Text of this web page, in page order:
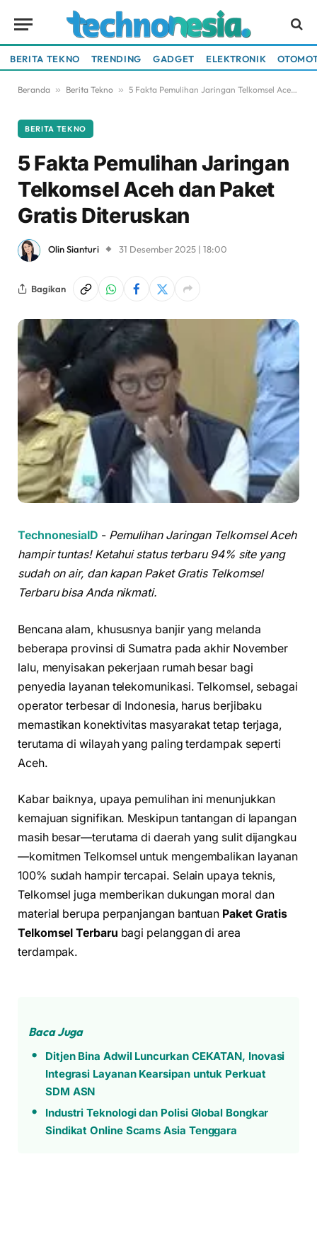
BERITA TEKNO TRENDING GADGET ELEKTRONIK
Beranda » Berita Tekno » 5 Fakta Pemulihan Jaringan Telkomsel Aceh dan Paket Gratis Diteruskan
BERITA TEKNO
5 Fakta Pemulihan Jaringan
Telkomsel Aceh dan Paket
Gratis Diteruskan
Olin Sianturi 31 Desember 2025 | 18:00
Bagikan
TechnonesiaID - Pemulihan Jaringan Telkomsel Aceh
hampir tuntas! Ketahui status terbaru 94% site yang
sudah on air, dan kapan Paket Gratis Telkomsel
Terbaru bisa Anda nikmati.
Bencana alam, khususnya banjir yang melanda
beberapa provinsi di Sumatra pada akhir November
lalu, menyisakan pekerjaan rumah besar bagi
penyedia layanan telekomunikasi. Telkomsel, sebagai
operator terbesar di Indonesia, harus berjibaku
memastikan konektivitas masyarakat tetap terjaga,
terutama di wilayah yang paling terdampak seperti
Aceh.
Kabar baiknya, upaya pemulihan ini menunjukkan
kemajuan signifikan. Meskipun tantangan di lapangan
masih besar—terutama di daerah yang sulit dijangkau
—komitmen Telkomsel untuk mengembalikan layanan
100% sudah hampir tercapai. Selain upaya teknis,
Telkomsel juga memberikan dukungan moral dan
material berupa perpanjangan bantuan Paket Gratis
Telkomsel Terbaru bagi pelanggan di area
terdampak.
Baca Juga
Ditjen Bina Adwil Luncurkan CEKATAN, Inovasi
Integrasi Layanan Kearsipan untuk Perkuat
SDM ASN
Industri Teknologi dan Polisi Global Bongkar
Sindikat Online Scams Asia Tenggara